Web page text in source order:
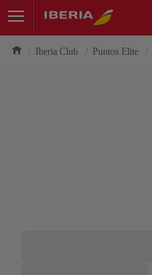
Iberia Club Puntos Elite